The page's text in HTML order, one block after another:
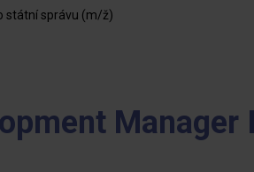
státní správu (m/ž)